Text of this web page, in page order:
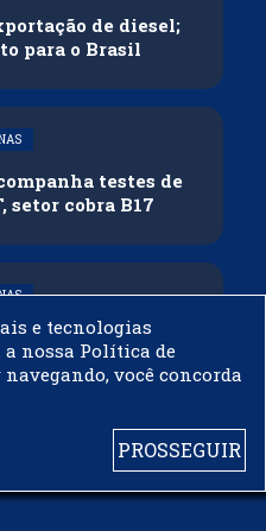
de diesel;
para o Brasil
testes de
setor cobra B17
sobre mistura de
gasolina
e tecnologias
a nossa Política de
você concorda
PROSSEGUIR